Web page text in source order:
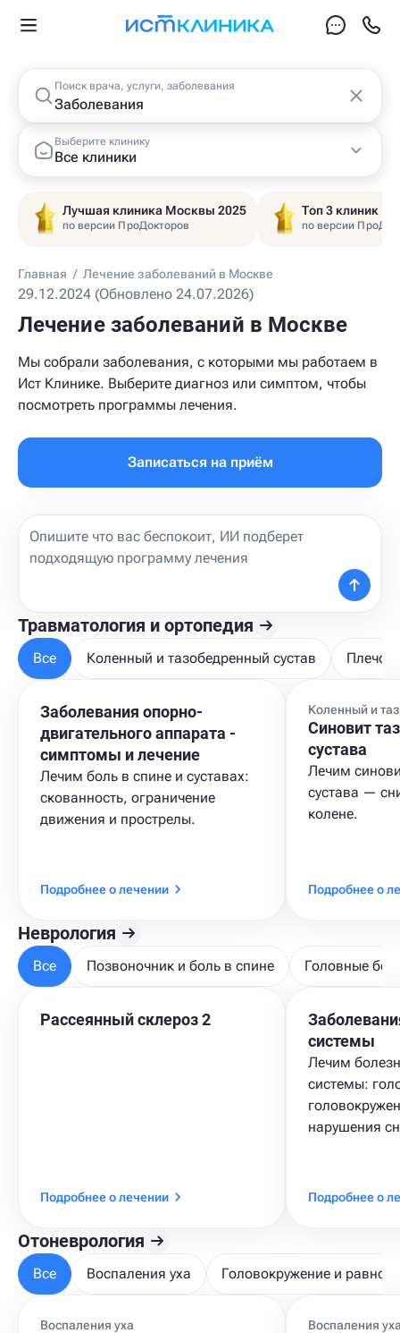
Поиск врача, услуги, заболевания
Выберите клинику
Все клиники
Лучшая клиника Москвы 2025
по версии ПроДокторов
Топ 3 клиник
по версии
Главная / Лечение заболеваний в Москве
29.12.2024 (Обновлено 24.07.2026)
Лечение заболеваний в Москве
Мы собрали заболевания, с которыми мы работаем в
Ист Клинике. Выберите диагноз или симптом, чтобы
посмотреть программы лечения.
Записаться на приём
Травматология и ортопедия
Все Коленный и тазобедренный сустав Плечо,
Заболевания опорно-
двигательного аппарата -
cимптомы и лечение
Лечим боль в спине и суставах:
скованность, ограничение
движения и прострелы.
Подробнее о лечении
Коленный и
Синовит
сустава
Лечим
сустава —
колене.
Подробнее о
Неврология
Все Позвоночник и боль в спине Головные
Рассеянный склероз 2
Подробнее о лечении
системы
Лечим
системы:
нарушения
Подробнее о
Отоневрология
Все Воспаления уха Головокружение и
Воспаления уха Воспаления